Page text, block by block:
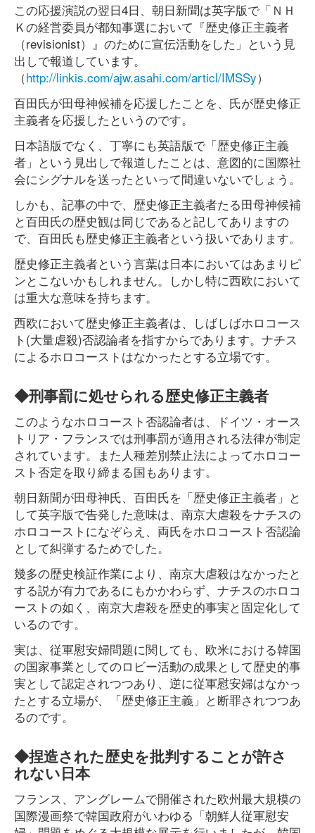
この応援演説の翌日4日、朝日新聞は英字版で「ＮＨ
Ｋの経営委員が都知事選において『歴史修正主義者
（revisionist）』のために宣伝活動をした」という見
出しで報道しています。
（http://linkis.com/ajw.asahi.com/articl/IMSSy）
百田氏が田母神候補を応援したことを、氏が歴史修正
主義者を応援したというのです。
日本語版でなく、丁寧にも英語版で「歴史修正主義
者」という見出しで報道したことは、意図的に国際社
会にシグナルを送ったといって間違いないでしょう。
しかも、記事の中で、歴史修正主義者たる田母神候補
と百田氏の歴史観は同じであると記してありますの
で、百田氏も歴史修正主義者という扱いであります。
歴史修正主義者という言葉は日本においてはあまりピ
ンとこないかもしれません。しかし特に西欧において
は重大な意味を持ちます。
西欧において歴史修正主義者は、しばしばホロコース
ト(大量虐殺)否認論者を指すからであります。ナチス
によるホロコーストはなかったとする立場です。
◆刑事罰に処せられる歴史修正主義者
このようなホロコースト否認論者は、ドイツ・オース
トリア・フランスでは刑事罰が適用される法律が制定
されています。また人種差別禁止法によってホロコー
スト否定を取り締まる国もあります。
朝日新聞が田母神氏、百田氏を「歴史修正主義者」と
して英字版で告発した意味は、南京大虐殺をナチスの
ホロコーストになぞらえ、両氏をホロコースト否認論
として糾弾するためでした。
幾多の歴史検証作業により、南京大虐殺はなかったと
する説が有力であるにもかかわらず、ナチスのホロコ
ーストの如く、南京大虐殺を歴史的事実と固定化して
いるのです。
実は、従軍慰安婦問題に関しても、欧米における韓国
の国家事業としてのロビー活動の成果として歴史的事
実として認定されつつあり、逆に従軍慰安婦はなかっ
たとする立場が、「歴史修正主義」と断罪されつつあ
るのです。
◆捏造された歴史を批判することが許さ
れない日本
フランス、アングレームで開催された欧州最大規模の
国際漫画祭で韓国政府がいわゆる「朝鮮人従軍慰安